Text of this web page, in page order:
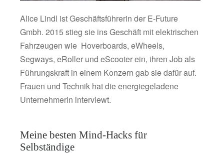
Alice Lindl ist Geschäftsführerin der E-Future
Gmbh. 2015 stieg sie ins Geschäft mit elektrischen
Fahrzeugen wie Hoverboards, eWheels,
Segways, eRoller und eScooter ein, ihren Job als
Führungskraft in einem Konzern gab sie dafür auf.
Frauen und Technik hat die energiegeladene
Unternehmerin interviewt.
Meine besten Mind-Hacks für
Selbständige